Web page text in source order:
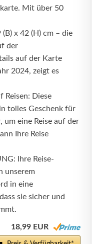
Mit über 50
x 42 (H) cm – die
der
auf der Karte
2024, zeigt es
Reisen: Diese
tolles Geschenk für
um eine Reise auf der
Ihre Reise
Ihre Reise-
unserem
in eine
sie sicher und
18,99 EUR